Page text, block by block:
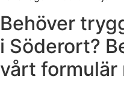
Behöver
i Söderort?
vårt formulär